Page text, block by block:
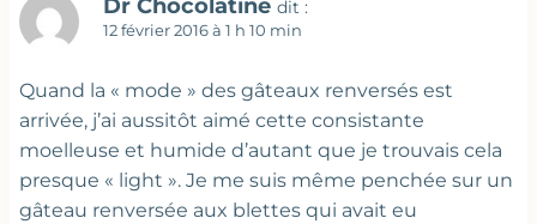
Dr Chocolatine dit :
12 février 2016 à 1 h 10 min
Quand la « mode » des gâteaux renversés est
arrivée, j’ai aussitôt aimé cette consistante
moelleuse et humide d’autant que je trouvais cela
presque « light ». Je me suis même penchée sur un
gâteau renversée aux blettes qui avait eu